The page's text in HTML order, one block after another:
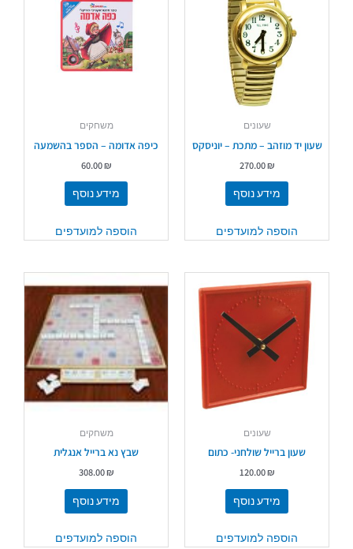
שעונים
שעון יד מוזהב – מתכת – יוניסקס
270.00₪
מידע נוסף
הוספה למועדפים
משחקים
כיפה אדומה – הספר בהשמעה
60.00₪
מידע נוסף
הוספה למועדפים
שעונים
שעון ברייל שולחני- כתום
120.00₪
מידע נוסף
הוספה למועדפים
משחקים
שבץ נא ברייל אנגלית
308.00₪
מידע נוסף
הוספה למועדפים